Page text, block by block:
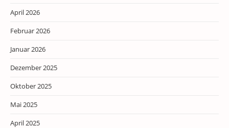
April 2026
Februar 2026
Januar 2026
Dezember 2025
Oktober 2025
Mai 2025
April 2025